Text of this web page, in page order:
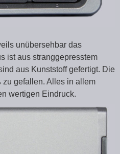
unübersehbar das
ist aus stranggepresstem
aus Kunststoff gefertigt. Die
gefallen. Alles in allem
wertigen Eindruck.